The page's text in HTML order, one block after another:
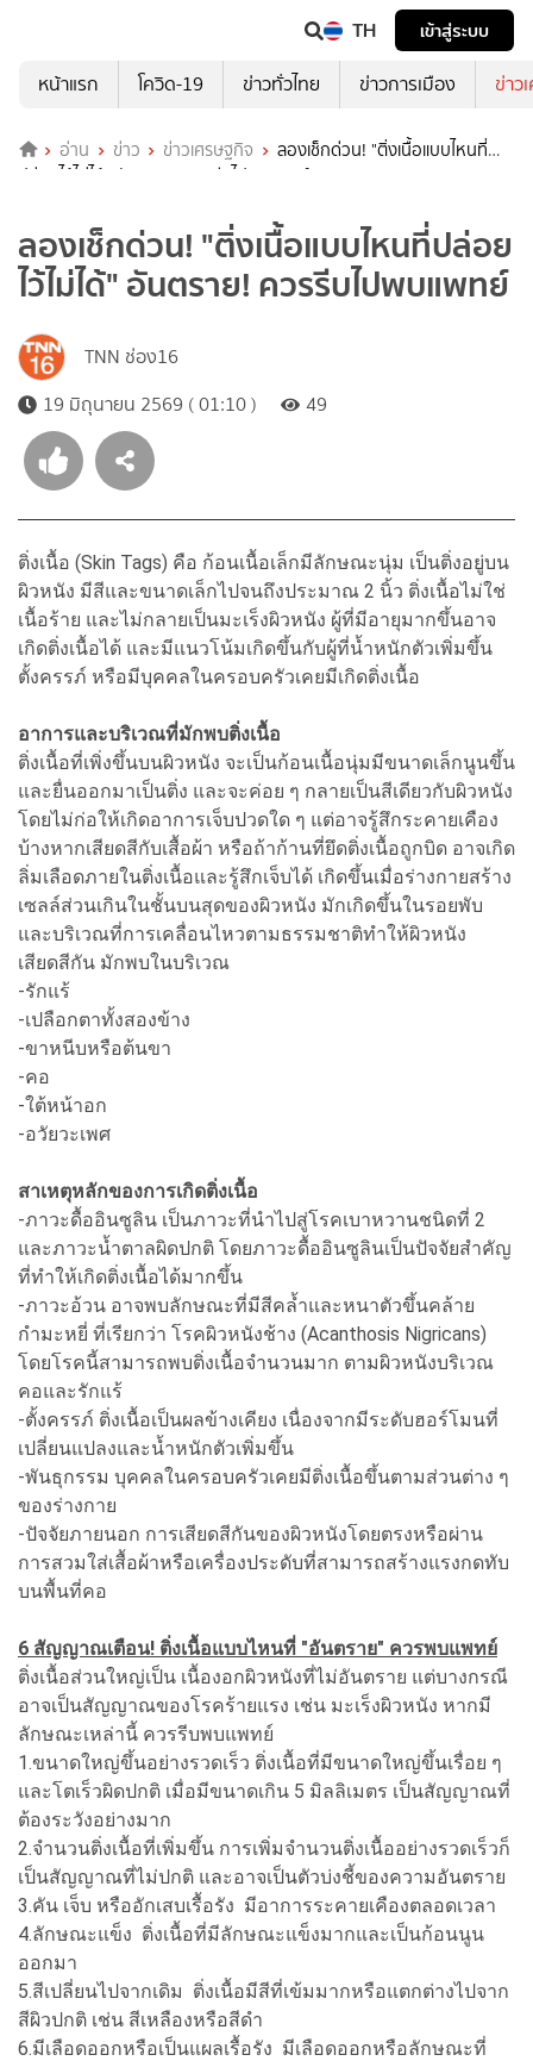
TH
เข้าสู่ระบบ
หน้าแรก
โควิด-19 ข่าวทั่วไทย ข่าวการเมือง ข่าว
อ่าน ข่าว ข่าวเศรษฐกิจ
ลองเช็กด่วน! "ติ่งเนื้อแบบไหนที่
ปล่อยไว้ไม่ได้" อันตราย! ควรรีบไปพบแพทย์
ลองเช็กด่วน! "ติ่งเนื้อแบบไหนที่ปล่อย
ไว้ไม่ได้" อันตราย! ควรรีบไปพบแพทย์
TNN ช่อง16
19 มิถุนายน 2569 ( 01:10 )
49
ติ่งเนื้อ (Skin Tags) คือ ก้อนเนื้อเล็กมีลักษณะนุ่ม เป็นติ่งอยู่บน
ผิวหนัง มีสีและขนาดเล็กไปจนถึงประมาณ 2 นิ้ว ติ่งเนื้อไม่ใช่
เนื้อร้าย และไม่กลายเป็นมะเร็งผิวหนัง ผู้ที่มีอายุมากขึ้นอาจ
เกิดติ่งเนื้อได้ และมีแนวโน้มเกิดขึ้นกับผู้ที่น้ำหนักตัวเพิ่มขึ้น
ตั้งครรภ์ หรือมีบุคคลในครอบครัวเคยมีเกิดติ่งเนื้อ
อาการและบริเวณที่มักพบติ่งเนื้อ
ติ่งเนื้อที่เพิ่งขึ้นบนผิวหนัง จะเป็นก้อนเนื้อนุ่มมีขนาดเล็กนูนขึ้น
และยื่นออกมาเป็นติ่ง และจะค่อย ๆ กลายเป็นสีเดียวกับผิวหนัง
โดยไม่ก่อให้เกิดอาการเจ็บปวดใด ๆ แต่อาจรู้สึกระคายเคือง
บ้างหากเสียดสีกับเสื้อผ้า หรือถ้าก้านที่ยึดติ่งเนื้อถูกบิด อาจเกิด
ลิ่มเลือดภายในติ่งเนื้อและรู้สึกเจ็บได้ เกิดขึ้นเมื่อร่างกายสร้าง
เซลล์ส่วนเกินในชั้นบนสุดของผิวหนัง มักเกิดขึ้นในรอยพับ
และบริเวณที่การเคลื่อนไหวตามธรรมชาติทำให้ผิวหนัง
เสียดสีกัน มักพบในบริเวณ
-รักแร้
-เปลือกตาทั้งสองข้าง
-ขาหนีบหรือต้นขา
-คอ
-ใต้หน้าอก
-อวัยวะเพศ
สาเหตุหลักของการเกิดติ่งเนื้อ
-ภาวะดื้ออินซูลิน เป็นภาวะที่นำไปสู่โรคเบาหวานชนิดที่ 2
และภาวะน้ำตาลผิดปกติ โดยภาวะดื้ออินซูลินเป็นปัจจัยสำคัญ
ที่ทำให้เกิดติ่งเนื้อได้มากขึ้น
-ภาวะอ้วน อาจพบลักษณะที่มีสีคล้ำและหนาตัวขึ้นคล้าย
กำมะหยี่ ที่เรียกว่า โรคผิวหนังช้าง (Acanthosis Nigricans)
โดยโรคนี้สามารถพบติ่งเนื้อจำนวนมาก ตามผิวหนังบริเวณ
คอและรักแร้
-ตั้งครรภ์ ติ่งเนื้อเป็นผลข้างเคียง เนื่องจากมีระดับฮอร์โมนที่
เปลี่ยนแปลงและน้ำหนักตัวเพิ่มขึ้น
-พันธุกรรม บุคคลในครอบครัวเคยมีติ่งเนื้อขึ้นตามส่วนต่าง ๆ
ของร่างกาย
-ปัจจัยภายนอก การเสียดสีกันของผิวหนังโดยตรงหรือผ่าน
การสวมใส่เสื้อผ้าหรือเครื่องประดับที่สามารถสร้างแรงกดทับ
บนพื้นที่คอ
6 สัญญาณเตือน! ติ่งเนื้อแบบไหนที่ "อันตราย" ควรพบแพทย์
ติ่งเนื้อส่วนใหญ่เป็น เนื้องอกผิวหนังที่ไม่อันตราย แต่บางกรณี
อาจเป็นสัญญาณของโรคร้ายแรง เช่น มะเร็งผิวหนัง หากมี
ลักษณะเหล่านี้ ควรรีบพบแพทย์
1.ขนาดใหญ่ขึ้นอย่างรวดเร็ว ติ่งเนื้อที่มีขนาดใหญ่ขึ้นเรื่อย ๆ
และโตเร็วผิดปกติ เมื่อมีขนาดเกิน 5 มิลลิเมตร เป็นสัญญาณที่
ต้องระวังอย่างมาก
2.จำนวนติ่งเนื้อที่เพิ่มขึ้น การเพิ่มจำนวนติ่งเนื้ออย่างรวดเร็วก็
เป็นสัญญาณที่ไม่ปกติ และอาจเป็นตัวบ่งชี้ของความอันตราย
3.คัน เจ็บ หรืออักเสบเรื้อรัง มีอาการระคายเคืองตลอดเวลา
4.ลักษณะแข็ง ติ่งเนื้อที่มีลักษณะแข็งมากและเป็นก้อนนูน
ออกมา
5.สีเปลี่ยนไปจากเดิม ติ่งเนื้อมีสีที่เข้มมากหรือแตกต่างไปจาก
สีผิวปกติ เช่น สีเหลืองหรือสีดำ
6.มีเลือดออกหรือเป็นแผลเรื้อรัง มีเลือดออกหรือลักษณะที่